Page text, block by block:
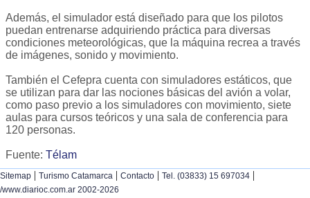
Además, el simulador está diseñado para que los pilotos
puedan entrenarse adquiriendo práctica para diversas
condiciones meteorológicas, que la máquina recrea a través
de imágenes, sonido y movimiento.
También el Cefepra cuenta con simuladores estáticos, que
se utilizan para dar las nociones básicas del avión a volar,
como paso previo a los simuladores con movimiento, siete
aulas para cursos teóricos y una sala de conferencia para
120 personas.
Fuente: Télam
Sitemap | Turismo Catamarca | Contacto | Tel. (03833) 15 697034 |
/www.diarioc.com.ar 2002-2026